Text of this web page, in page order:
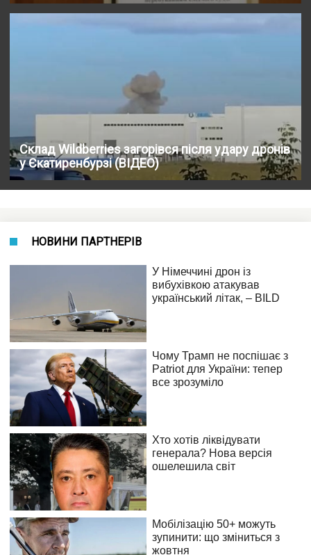
Склад Wildberries загорівся після удару дронів
у Єкатиренбурзі (ВІДЕО)
НОВИНИ ПАРТНЕРІВ